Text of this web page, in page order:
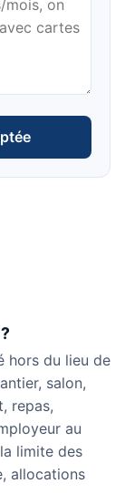
hors du lieu de
salon,
repas,
au
limite des
allocations